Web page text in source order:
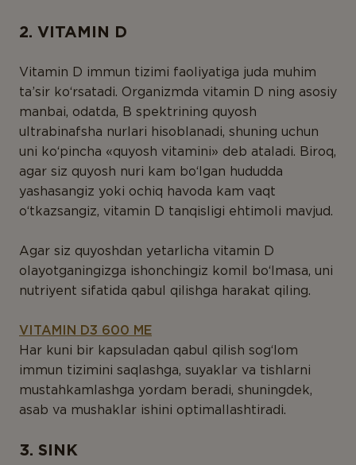
2. VITAMIN D
Vitamin D immun tizimi faoliyatiga juda muhim
ta’sir ko‘rsatadi. Organizmda vitamin D ning asosiy
manbai, odatda, B spektrining quyosh
ultrabinafsha nurlari hisoblanadi, shuning uchun
uni ko‘pincha «quyosh vitamini» deb ataladi. Biroq,
agar siz quyosh nuri kam bo‘lgan hududda
yashasangiz yoki ochiq havoda kam vaqt
o‘tkazsangiz, vitamin D tanqisligi ehtimoli mavjud.
Agar siz quyoshdan yetarlicha vitamin D
olayotganingizga ishonchingiz komil bo‘lmasa, uni
nutriyent sifatida qabul qilishga harakat qiling.
VITAMIN D3 600 ME
Har kuni bir kapsuladan qabul qilish sog‘lom
immun tizimini saqlashga, suyaklar va tishlarni
mustahkamlashga yordam beradi, shuningdek,
asab va mushaklar ishini optimallashtiradi.
3. SINK